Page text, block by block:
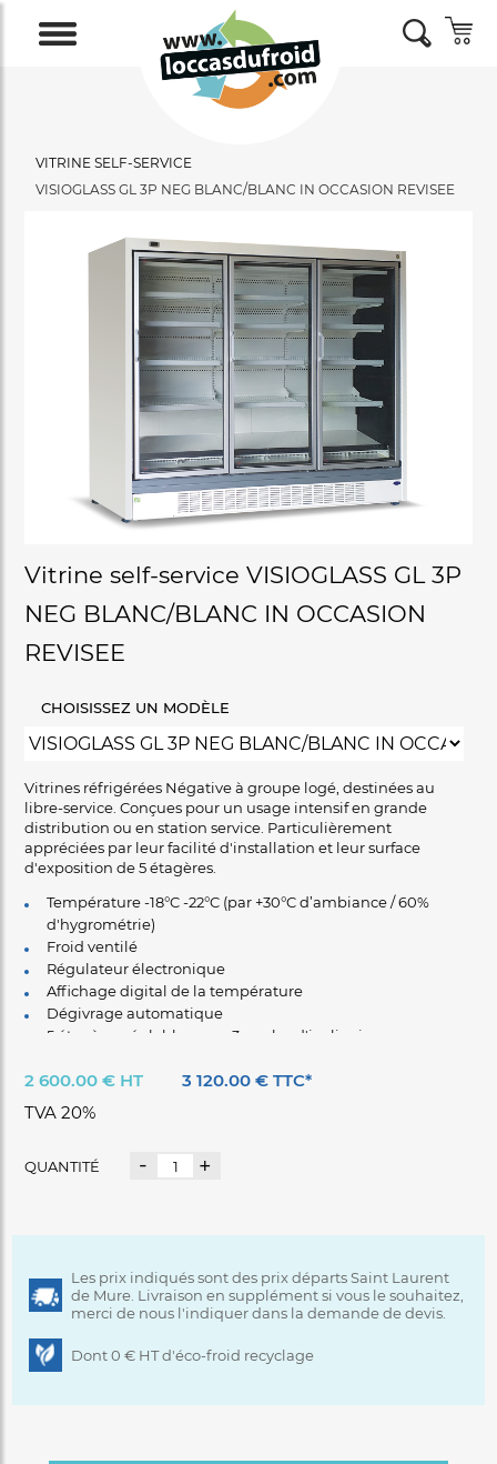
VITRINE SELF-SERVICE
VISIOGLASS GL 3P NEG BLANC/BLANC IN OCCASION REVISEE
Vitrine self-service VISIOGLASS GL 3P
NEG BLANC/BLANC IN OCCASION
REVISEE
CHOISISSEZ UN MODÈLE
Vitrines réfrigérées Négative à groupe logé, destinées au
libre-service. Conçues pour un usage intensif en grande
distribution ou en station service. Particulièrement
appréciées par leur facilité d'installation et leur surface
d'exposition de 5 étagères.
Température -18°C -22°C (par +30°C d’ambiance / 60%
d'hygrométrie)
Froid ventilé
Régulateur électronique
Affichage digital de la température
Dégivrage automatique
5 étagères réglables avec 3 angles d'inclinaison
Fermeture automatique des portes
Extérieur et intérieur Noir/Noir ou Blanc/Blanc
Portes battantes droitier
2 600.00 € HT
3 120.00 € TTC*
TVA 20%
+
QUANTITÉ -
Les prix indiqués sont des prix départs Saint Laurent
de Mure. Livraison en supplément si vous le souhaitez,
merci de nous l'indiquer dans la demande de devis.
Dont 0 € HT d'éco-froid recyclage